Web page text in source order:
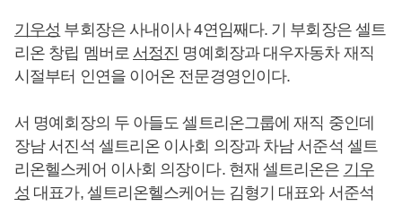
기우성 부회장은 사내이사 4연임째다. 기 부회장은 셀트
리온 창립 멤버로 서정진 명예회장과 대우자동차 재직
시절부터 인연을 이어온 전문경영인이다.
서 명예회장의 두 아들도 셀트리온그룹에 재직 중인데
장남 서진석 셀트리온 이사회 의장과 차남 서준석 셀트
리온헬스케어 이사회 의장이다. 현재 셀트리온은 기우
성 대표가, 셀트리온헬스케어는 김형기 대표와 서준석